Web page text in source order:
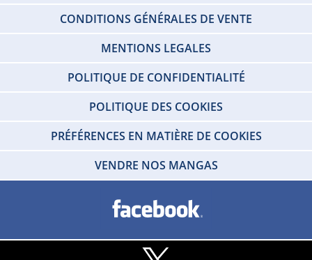
CONDITIONS GÉNÉRALES DE VENTE
MENTIONS LEGALES
POLITIQUE DE CONFIDENTIALITÉ
POLITIQUE DES COOKIES
PRÉFÉRENCES EN MATIÈRE DE COOKIES
VENDRE NOS MANGAS